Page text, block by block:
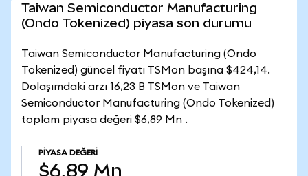
Taiwan Semiconductor Manufacturing
(Ondo Tokenized) piyasa son durumu
Taiwan Semiconductor Manufacturing (Ondo
Tokenized) güncel fiyatı TSMon başına $424,14.
Dolaşımdaki arzı 16,23 B TSMon ve Taiwan
Semiconductor Manufacturing (Ondo Tokenized)
toplam piyasa değeri $6,89 Mn .
PIYASA DEĞERI
$6,89 Mn